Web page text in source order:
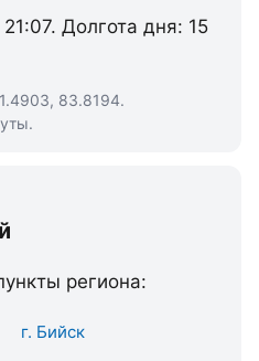
Долгота дня: 15
83.8194.
региона:
г. Бийск